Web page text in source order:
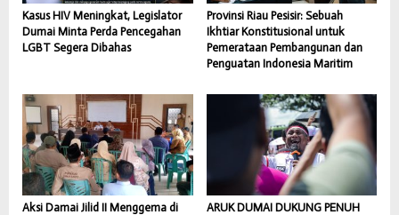
Kasus HIV Meningkat, Legislator
Dumai Minta Perda Pencegahan
LGBT Segera Dibahas
Provinsi Riau Pesisir: Sebuah
Ikhtiar Konstitusional untuk
Pemerataan Pembangunan dan
Penguatan Indonesia Maritim
Aksi Damai Jilid II Menggema di
ARUK DUMAI DUKUNG PENUH